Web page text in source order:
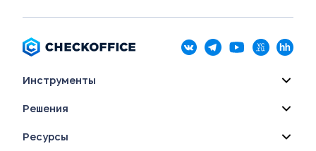
Инструменты
Решения
Ресурсы